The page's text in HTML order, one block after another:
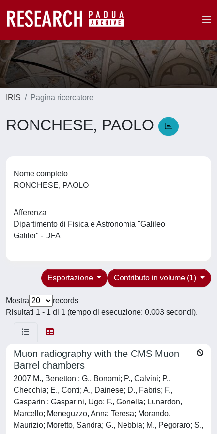
IRIS Pagina ricercatore
RONCHESE, PAOLO
Nome completo
RONCHESE, PAOLO
Afferenza
Dipartimento di Fisica e Astronomia "Galileo
Galilei" - DFA
Contributo in volume (1)
Esportazione
Mostra
records
Risultati 1 - 1 di 1 (tempo di esecuzione: 0.003 secondi).
Muon radiography with the CMS Muon
Barrel chambers
2007 M., Benettoni; G., Bonomi; P., Calvini; P.,
Checchia; E., Conti; A., Dainese; D., Fabris; F.,
Gasparini; Gasparini, Ugo; F., Gonella; Lunardon,
Marcello; Meneguzzo, Anna Teresa; Morando,
Maurizio; Moretto, Sandra; G., Nebbia; M., Pegoraro; S.,